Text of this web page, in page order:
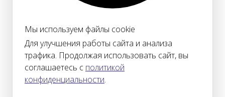
Мы используем файлы cookie
Для улучшения работы сайта и анализа
трафика. Продолжая использовать сайт, вы
соглашаетесь с политикой
конфиденциальности.